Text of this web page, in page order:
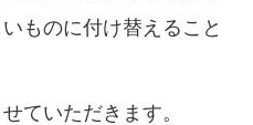
ものに付け替えること
ていただきます。